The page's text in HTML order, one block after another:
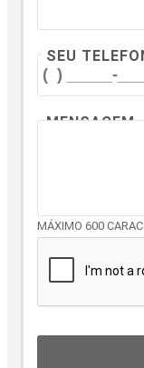
SEU
MENSAGEM
MÁXIMO 600